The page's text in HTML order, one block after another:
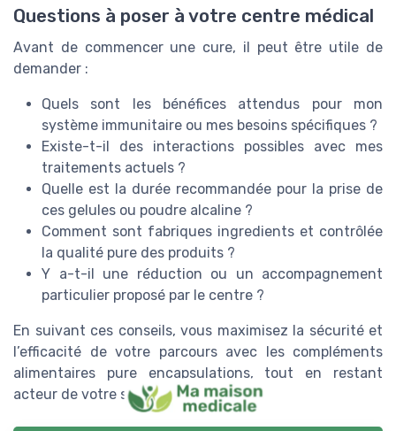
Questions à poser à votre centre médical
Avant de commencer une cure, il peut être utile de
demander :
Quels sont les bénéfices attendus pour mon
système immunitaire ou mes besoins spécifiques ?
Existe-t-il des interactions possibles avec mes
traitements actuels ?
Quelle est la durée recommandée pour la prise de
ces gelules ou poudre alcaline ?
Comment sont fabriques ingredients et contrôlée
la qualité pure des produits ?
Y a-t-il une réduction ou un accompagnement
particulier proposé par le centre ?
En suivant ces conseils, vous maximisez la sécurité et
l’efficacité de votre parcours avec les compléments
alimentaires pure encapsulations, tout en restant
acteur de votre santé.